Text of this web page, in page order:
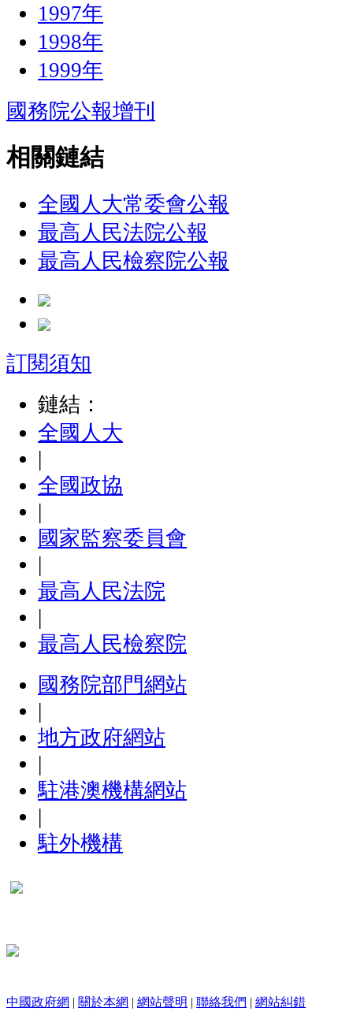
1997年
1998年
1999年
國務院公報增刊
相關鏈結
全國人大常委會公報
最高人民法院公報
最高人民檢察院公報
訂閱須知
鏈結：
全國人大
|
全國政協
|
國家監察委員會
|
最高人民法院
|
最高人民檢察院
國務院部門網站
|
地方政府網站
|
駐港澳機構網站
|
駐外機構
中國政府網 | 關於本網 | 網站聲明 | 聯絡我們 | 網站糾錯